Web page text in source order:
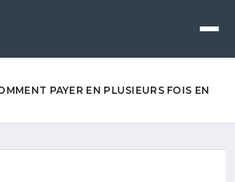
PAYER EN PLUSIEURS FOIS EN